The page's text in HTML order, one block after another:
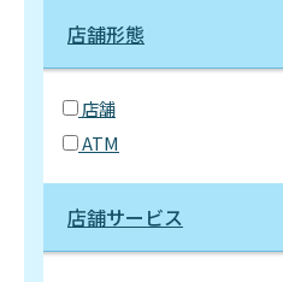
店舗形態
店舗
ATM
店舗サービス